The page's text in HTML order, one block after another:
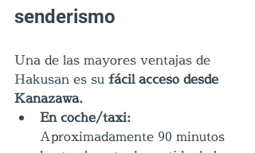
senderismo
Una de las mayores ventajas de
Hakusan es su fácil acceso desde
Kanazawa.
En coche/taxi:
Aproximadamente 90 minutos